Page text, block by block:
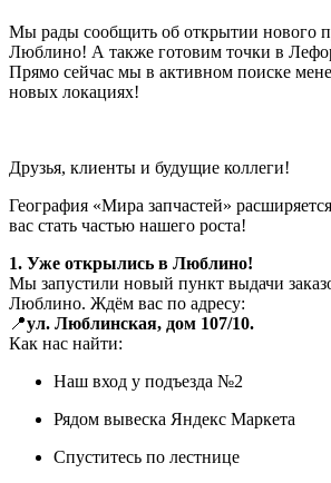
Мы рады сообщить об открытии нового
Люблино! А также готовим точки в
Прямо сейчас мы в активном поиске
новых локациях!
Друзья, клиенты и будущие коллеги!
География «Мира запчастей»
вас стать частью нашего роста!
1. Уже открылись в Люблино!
Мы запустили новый пункт выдачи
Люблино. Ждём вас по адресу:
📍ул. Люблинская, дом 107/10.
Как нас найти:
Наш вход у подъезда №2
Рядом вывеска Яндекс Маркета
Спуститесь по лестнице